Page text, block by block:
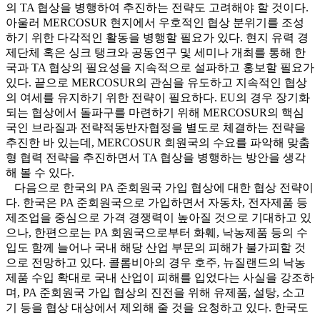
의 TA 협상을 병행하여 추진하는 전략도 고려해야 할 것이다.
아울러 MERCOSUR 현지에서 우호적인 협상 분위기를 조성
하기 위한 다각적인 활동을 병행할 필요가 있다. 현지 유력 경
제단체 혹은 싱크 탱크와 공동연구 및 세미나 개최를 통해 한
국과 TA 협상의 필요성을 지속적으로 설파하고 홍보할 필요가
있다. 끝으로 MERCOSUR의 관심을 유도하고 지속적인 협상
의 여세를 유지하기 위한 전략이 필요하다. EU의 경우 장기화
되는 협상에서 돌파구를 마련하기 위해 MERCOSUR의 핵심
국인 브라질과 전략적동반자협정을 별도로 체결하는 전략을
추진한 바 있는데, MERCOSUR 회원국의 수요를 파악해 맞춤
형 협력 전략을 추진하면서 TA 협상을 병행하는 방안을 생각
해 볼 수 있다.
다음으로 한국의 PA 준회원국 가입 협상에 대한 협상 전략이
다. 한국은 PA 준회원국으로 가입하면서 자동차, 전자제품 등
제조업을 중심으로 가격 경쟁력이 높아질 것으로 기대하고 있
으나, 한편으로는 PA 회원국으로부터 화훼, 낙농제품 등의 수
입도 함께 늘어나 국내 해당 산업 부문의 피해가 불가피할 것
으로 전망하고 있다. 콜롬비아의 경우 호주, 뉴질랜드의 낙농
제품 수입 확대로 국내 산업이 피해를 입었다는 사실을 강조하
며, PA 준회원국 가입 협상의 진전을 위해 유제품, 설탕, 소고
기 등을 협상 대상에서 제외해 줄 것을 요청하고 있다. 한국도